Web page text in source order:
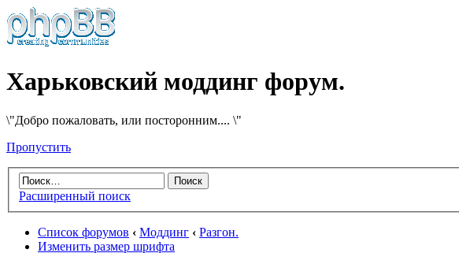
Харьковский моддинг форум.
\"Добро пожаловать, или посторонним.... \"
Пропустить
Расширенный поиск
Список форумов ‹ Моддинг ‹ Разгон.
Изменить размер шрифта